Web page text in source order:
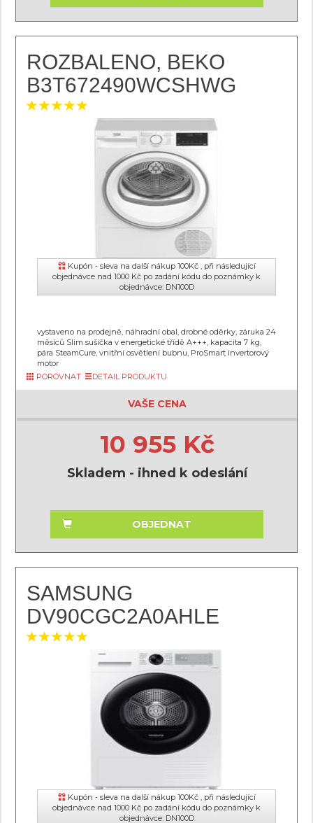
ROZBALENO, BEKO
B3T672490WCSHWG
Kupón - sleva na další nákup 100Kč , při následující
objednávce nad 1000 Kč po zadání kódu do poznámky k
objednávce: DN100D
vystaveno na prodejně, náhradní obal, drobné oděrky, záruka 24
měsíců Slim sušička v energetické třídě A+++, kapacita 7 kg,
pára SteamCure, vnitřní osvětlení bubnu, ProSmart invertorový
motor
POROVNAT
DETAIL PRODUKTU
VAŠE CENA
10 955 Kč
Skladem - ihned k odeslání
OBJEDNAT
SAMSUNG
DV90CGC2A0AHLE
Kupón - sleva na další nákup 100Kč , při následující
objednávce nad 1000 Kč po zadání kódu do poznámky k
objednávce: DN100D